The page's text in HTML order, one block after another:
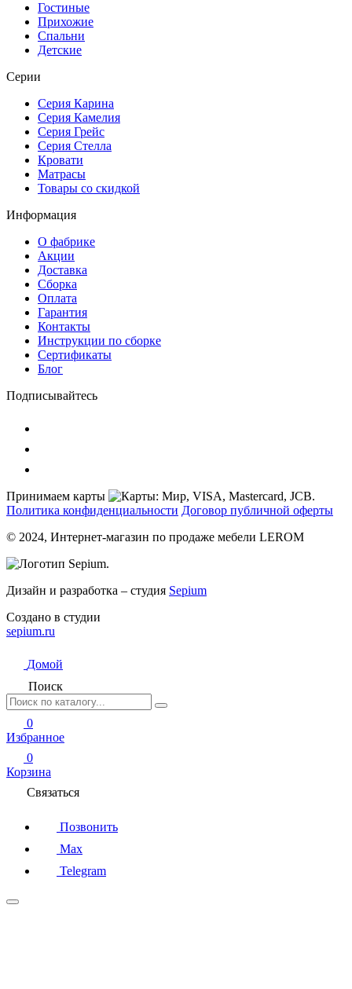
Гостиные
Прихожие
Спальни
Детские
Серии
Серия Карина
Серия Камелия
Серия Грейс
Серия Стелла
Кровати
Матрасы
Товары со скидкой
Информация
О фабрике
Акции
Доставка
Сборка
Оплата
Гарантия
Контакты
Инструкции по сборке
Сертификаты
Блог
Подписывайтесь
Принимаем карты
Политика конфиденциальности Договор публичной оферты
© 2024, Интернет-магазин по продаже мебели LEROM
Дизайн и разработка – студия Sepium
Создано в студии
sepium.ru
Домой
Поиск
0
Избранное
0
Корзина
Связаться
Позвонить
Max
Telegram